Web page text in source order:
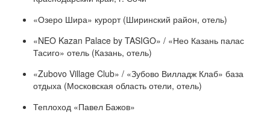
«Озеро Шира» курорт (Ширинский район, отель)
«NEO Kazan Palace by TASIGO» / «Нео Казань палас
Тасиго» отель (Казань, отель)
«Zubovo Village Club» / «Зубово Вилладж Клаб» база
отдыха (Московская область отели, отель)
Теплоход «Павел Бажов»